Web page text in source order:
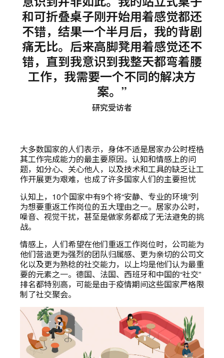
和可折叠桌子刚开始用着感觉都还
不错，结果一个半月后，我的背剧
痛无比。后来高脚凳用着感觉还不
错，直到我意识到我整天都弯着腰
工作，我需要一个不同的解决方
案。”
研究受访者
大多数国家的人们表示，身体不适是居家办公时桎梏
其工作完成能力的最主要原因。认知和情感上的问
题，如分心、关心他人，以及技术和工具的缺乏让工
作开展更为艰难，也成了许多国家人们的主要担忧
认知上，10个国家中有9个将“安静、专业的环境”列
为想要重返工作岗位的五大理由之一。居家办公时，
噪音、视觉干扰，甚至是做家务都成了无法避免的挑
战。
情感上，人们希望在他们重返工作岗位时，公司能为
他们营造更为强烈的团队归属感、更为亲切的公司文
化以及更为熟稔的社交能力，以上均是他们认为最重
要的元素之一。德国、法国、西班牙和中国的“社交”
排名都特别高，可能是由于疫情期间这些国家严格限
制了社交聚会。